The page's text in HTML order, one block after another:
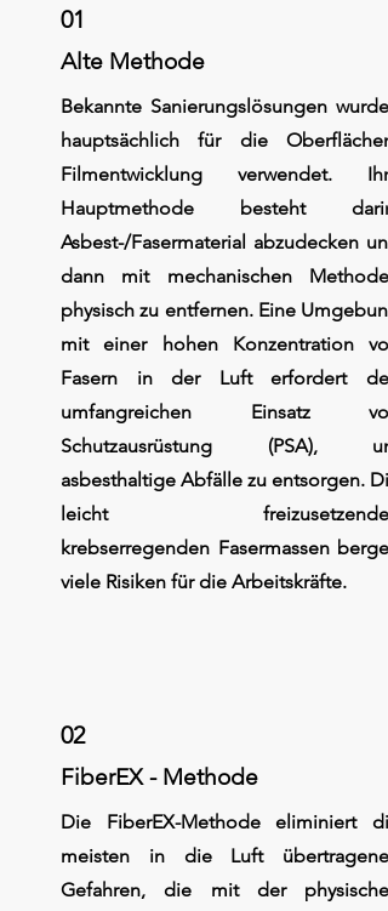
01
Alte Methode
Bekannte Sanierungslösungen wurden
hauptsächlich für die Oberflächen-
Filmentwicklung verwendet. Ihre
Hauptmethode besteht darin,
Asbest-/Fasermaterial abzudecken und
dann mit mechanischen Methoden
physisch zu entfernen. Eine Umgebung
mit einer hohen Konzentration von
Fasern in der Luft erfordert den
umfangreichen Einsatz von
Schutzausrüstung (PSA), um
asbesthaltige Abfälle zu entsorgen. Die
leicht freizusetzenden
krebserregenden Fasermassen bergen
viele Risiken für die Arbeitskräfte.
02
FiberEX - Methode
Die FiberEX-Methode eliminiert die
meisten in die Luft übertragenen
Gefahren, die mit der physischen